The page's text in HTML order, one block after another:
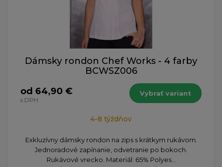
Dámsky rondon Chef Works - 4 farby
BCWSZ006
od 64,90 €
s DPH
Vybrať variant
4-8 týždňov
Exkluzívny dámsky rondon na zips s krátkym rukávom.
Jednoradové zapínanie, odvetranie po bokoch.
Rukávové vrecko. Materiál: 65% Polyes...